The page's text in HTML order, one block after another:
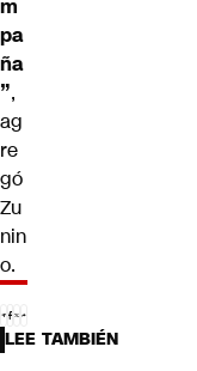
m
pa
ña
”,
ag
re
gó
Zu
nin
o.
LEE TAMBIÉN